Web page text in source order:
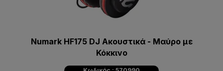
Numark HF175 DJ Ακουστικά - Μαύρο με
Κόκκινο